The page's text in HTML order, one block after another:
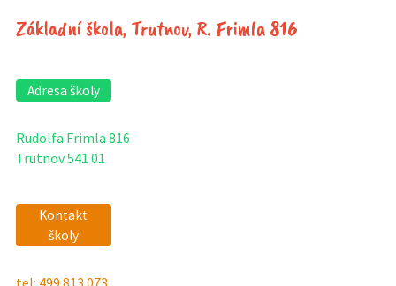
Základní škola, Trutnov, R. Frimla 816
Adresa školy
Rudolfa Frimla 816
Trutnov 541 01
Kontakt
školy